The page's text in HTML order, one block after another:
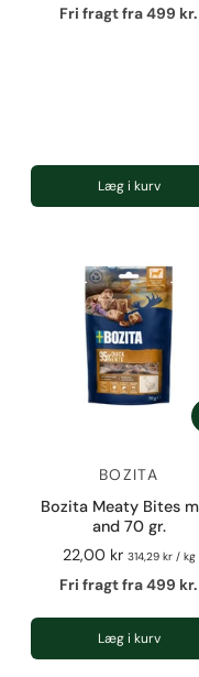
Fri fragt fra 499 kr.
Læg i kurv
BOZITA
Bozita Meaty Bites
and 70 gr.
22,00 kr 314,29 kr / kg
Fri fragt fra 499 kr.
Læg i kurv